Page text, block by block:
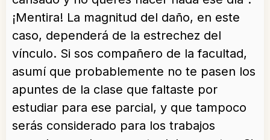
¡Mentira! La magnitud del daño, en este
caso, dependerá de la estrechez del
vínculo. Si sos compañero de la facultad,
asumí que probablemente no te pasen los
apuntes de la clase que faltaste por
estudiar para ese parcial, y que tampoco
serás considerado para los trabajos